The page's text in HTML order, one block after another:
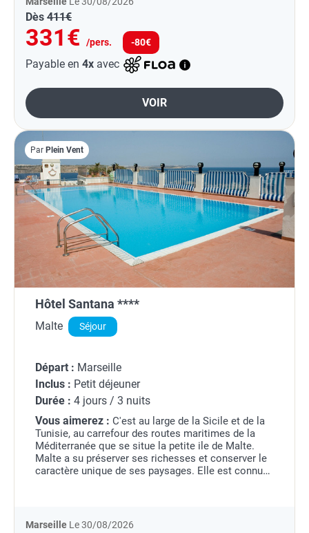
Dès 411€
331€ /pers. -80€
Payable en 4x avec
VOIR
Par Plein Vent
Hôtel Santana ****
Malte Séjour
Départ : Marseille
Inclus : Petit déjeuner
Durée : 4 jours / 3 nuits
Vous aimerez : C'est au large de la Sicile et de la
Tunisie, au carrefour des routes maritimes de la
Méditerranée que se situe la petite ile de Malte.
Malte a su préserver ses richesses et conserver le
caractère unique de ses paysages. Elle est connue
Marseille Le 30/08/2026